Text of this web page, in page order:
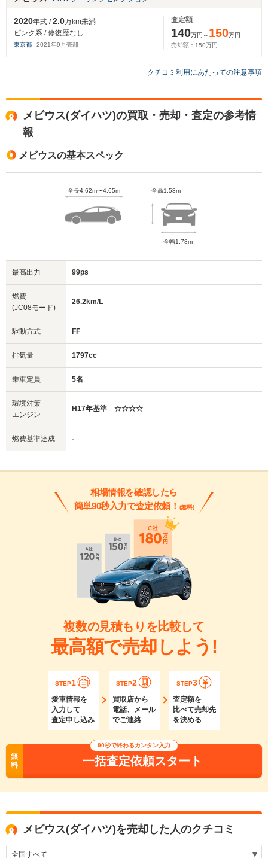
2020年式 /2.0万km未満
ピンク系 / 修復歴なし
東京都 2021年9 月売却
査定額
140万円～ 150万円
売却額： 150万円
クチコミ利用にあたっての注意事項
メビウス(ダイハツ)の買取・売却・査定の参考情
報
メビウスの基本スペック
全長4.62m〜4.65m 全高1.58m
全幅1.78m
最高出力 99ps
燃費
(JC08モード)
26.2km/L
駆動方式 FF
排気量 1797cc
乗車定員 5名
環境対策
エンジン
H17年基準 ☆☆☆☆
燃費基準達成 -
相場情報を確認したら
簡単90秒入力で査定依頼！ (無料)
複数の見積もりを比較して
最高額で売却しよう!
STEP1
愛車情報を
入力して
査定申し込み
STEP2
買取店から
電話、メール
でご連絡
STEP3
査定額を
比べて売却先
を決める
無
料
90秒で終わるカンタン入力
一括査定依頼スタート
メビウス(ダイハツ)を売却した人のクチコミ